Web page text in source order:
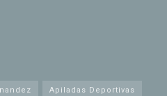
Apiladas Deportivas